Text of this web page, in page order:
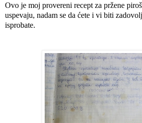
Ovo je moj provereni recept za pržene
uspevaju, nadam se da ćete i vi biti
isprobate.